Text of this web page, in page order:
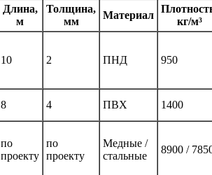
Длина,
м
Толщина,
мм
Материал
кг/м³
10 2 ПНД 950
8 4 ПВХ 1400
по
проекту
по
проекту
Медные /
стальные
8900 /